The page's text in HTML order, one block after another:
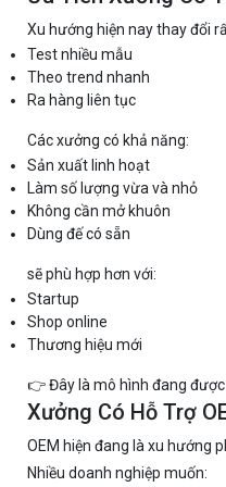
Xu hướng hiện nay thay đổi
Test nhiều mẫu
Theo trend nhanh
Ra hàng liên tục
Các xưởng có khả năng:
Sản xuất linh hoạt
Làm số lượng vừa và nhỏ
Không cần mở khuôn
Dùng đế có sẵn
sẽ phù hợp hơn với:
Startup
Shop online
Thương hiệu mới
👉 Đây là mô hình đang
Xưởng Có Hỗ Trợ
OEM hiện đang là xu hướng
Nhiều doanh nghiệp muốn: